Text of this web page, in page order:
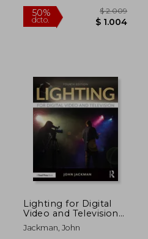
Lighting for Digital
Video and Television
(en Inglés)
Jackman, John